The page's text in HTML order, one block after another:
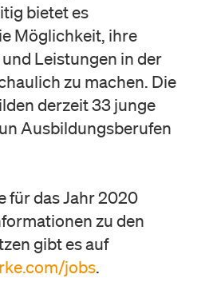
bietet es
Möglichkeit, ihre
Leistungen in der
zu machen. Die
derzeit 33 junge
Ausbildungsberufen
für das Jahr 2020
zu den
gibt es auf
jobs.